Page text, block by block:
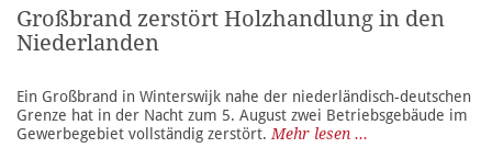
Großbrand zerstört Holzhandlung in den
Niederlanden
Ein Großbrand in Winterswijk nahe der niederländisch-deutschen
Grenze hat in der Nacht zum 5. August zwei Betriebsgebäude im
Gewerbegebiet vollständig zerstört. Mehr lesen ...